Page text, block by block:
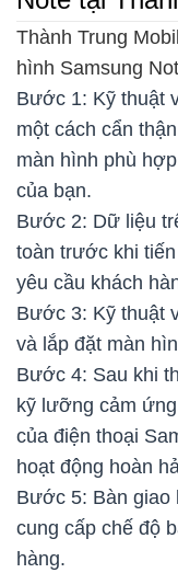
Thành Trung
hình Samsung
Bước 1: Kỹ thuật
một cách cẩn
màn hình phù
của bạn.
Bước 2: Dữ liệu
toàn trước khi
yêu cầu khách
Bước 3: Kỹ thuật
và lắp đặt màn
Bước 4: Sau khi
kỹ lưỡng cảm
của điện thoại
hoạt động hoàn
Bước 5: Bàn giao
cung cấp chế độ
hàng.